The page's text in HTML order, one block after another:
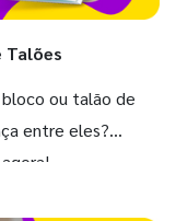
Talões
ou talão de
entre eles?